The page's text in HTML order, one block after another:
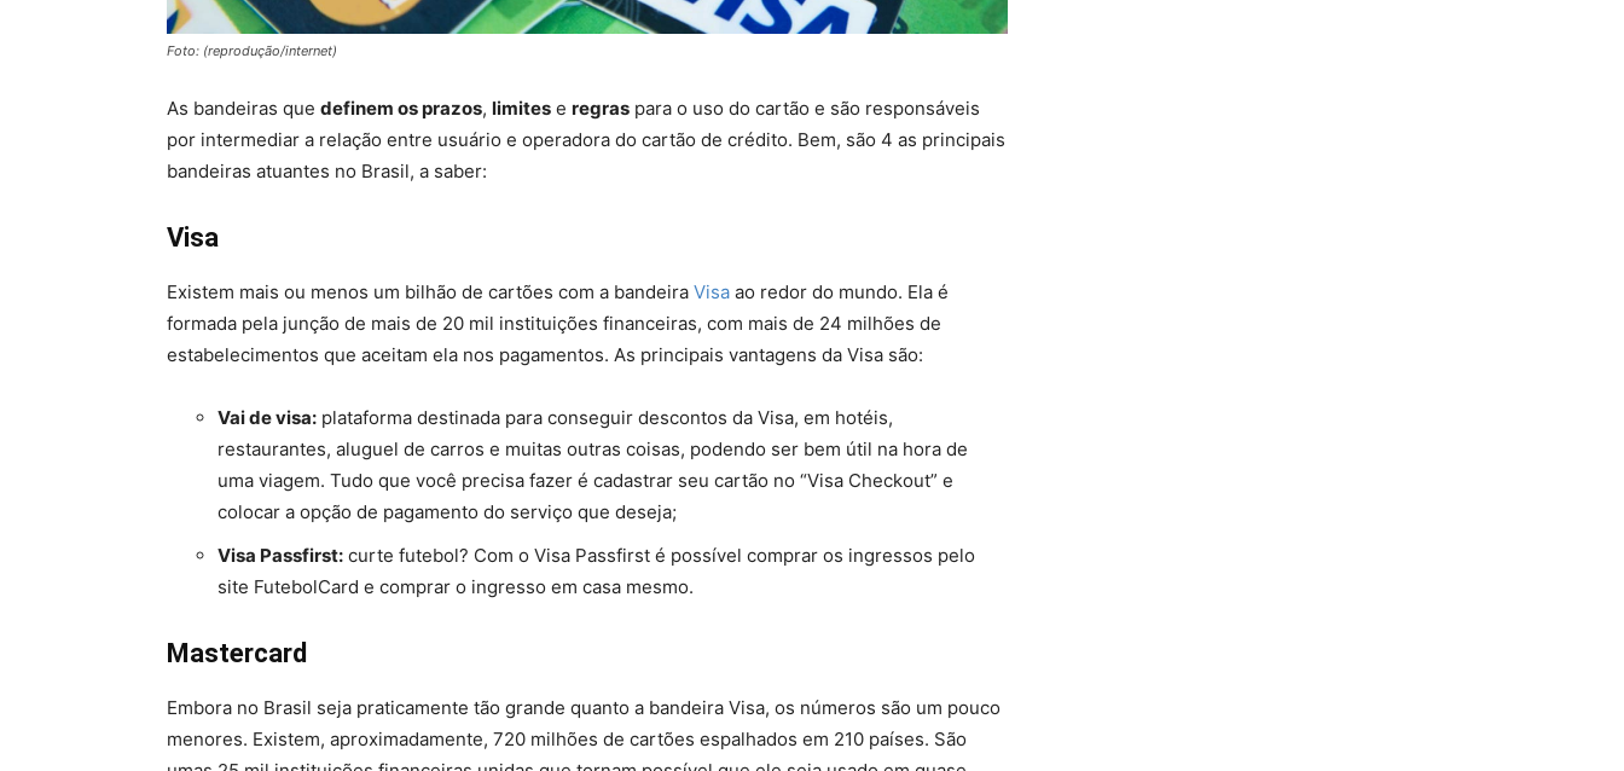
Foto: (reprodução/internet)
As bandeiras que definem os prazos, limites e regras para o uso do cartão e são responsáveis
por intermediar a relação entre usuário e operadora do cartão de crédito. Bem, são 4 as principais
bandeiras atuantes no Brasil, a saber:
Visa
Existem mais ou menos um bilhão de cartões com a bandeira Visa ao redor do mundo. Ela é
formada pela junção de mais de 20 mil instituições financeiras, com mais de 24 milhões de
estabelecimentos que aceitam ela nos pagamentos. As principais vantagens da Visa são:
Vai de visa: plataforma destinada para conseguir descontos da Visa, em hotéis,
restaurantes, aluguel de carros e muitas outras coisas, podendo ser bem útil na hora de
uma viagem. Tudo que você precisa fazer é cadastrar seu cartão no “Visa Checkout” e
colocar a opção de pagamento do serviço que deseja;
Visa Passfirst: curte futebol? Com o Visa Passfirst é possível comprar os ingressos pelo
site FutebolCard e comprar o ingresso em casa mesmo.
Mastercard
Embora no Brasil seja praticamente tão grande quanto a bandeira Visa, os números são um pouco
menores. Existem, aproximadamente, 720 milhões de cartões espalhados em 210 países. São